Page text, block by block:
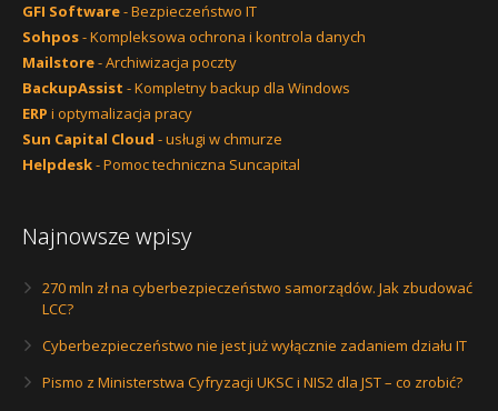
GFI Software- Bezpieczeństwo IT
Sohpos- Kompleksowa ochrona i kontrola danych
Mailstore- Archiwizacja poczty
BackupAssist - Kompletny backup dla Windows
ERP i optymalizacja pracy
Sun Capital Cloud - usługi w chmurze
Helpdesk- Pomoc techniczna Suncapital
Najnowsze wpisy
270 mln zł na cyberbezpieczeństwo samorządów. Jak zbudować
LCC?
Cyberbezpieczeństwo nie jest już wyłącznie zadaniem działu IT
Pismo z Ministerstwa Cyfryzacji UKSC i NIS2 dla JST – co zrobić?